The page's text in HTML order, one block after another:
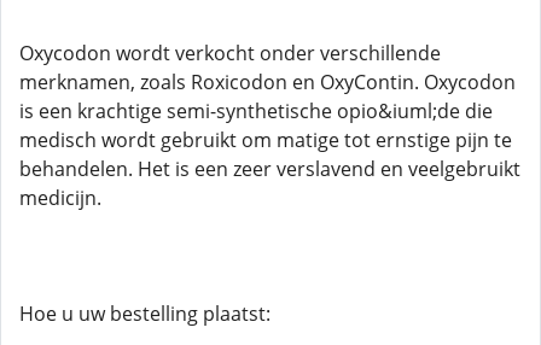
Oxycodon wordt verkocht onder verschillende
merknamen, zoals Roxicodon en OxyContin. Oxycodon
is een krachtige semi-synthetische opio&iuml;de die
medisch wordt gebruikt om matige tot ernstige pijn te
behandelen. Het is een zeer verslavend en veelgebruikt
medicijn.
Hoe u uw bestelling plaatst: